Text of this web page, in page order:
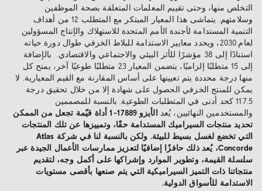
التخلص منها، وحتى تقييم المعلمات المتعلقة بصحة الموظفين
وسلامتهم. يتماشى هذا المعيار المبتكر مع المتطلب 12 من أهداف
التنمية المستدامة لأجندة الأمم المتحدة للاستهلاك والإنتاج المسؤولين
لعام 2030، ويحدد معايير الاستدامة للبلاط الخزفي طوال دورة حياته
استنادًا إلى 38 مؤشرًا للأثر البيئي والاجتماعي والاقتصادي. بالإضافة
إلى 15 متطلبًا إلزاميًا، يتضمن المعيار 23 متطلبًا طوعيًا آخر، يمنح كل
منها درجة محددة يتم تعيينها على أساس المقارنة مع القيم المعيارية. لا
يمكن للمنتج الخزفي الحصول على شهادة إلا من خلال تحقيق درجة
117.5 كحد أدنى في المتطلبات الطوعية. بالنسبة للمصممين
والمستخدمين النهائيين، يُعد
الأيزو 17889-1 أداة قيّمة تجعل من الممكن
تحديد منتجات السيراميك المستدامة حقًا، وتمييزها عن تلك المنتجات
التي تخضع لغسل بسيط للبيئة. ولكن بالنسبة لنا في شركة Atlas
Concorde، يُعد ذلك حافزًا إضافيًا لتعزيز ممارسات الأعمال الجيدة عبر
سلسلة القيمة، وتطوير الموارد وإشراكها على أكمل وجه، لتقديم
منتجاتنا ذات التميز السيراميكية التي يتم صنعها بأقصى مستويات
الاستدامة للأسواق الدولية.